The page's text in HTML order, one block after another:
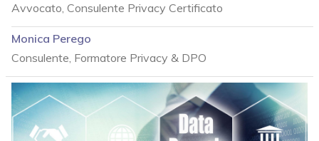
Avvocato, Consulente Privacy Certificato
Monica Perego
Consulente, Formatore Privacy & DPO